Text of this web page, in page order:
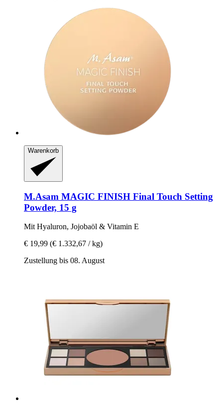
Warenkorb
M.Asam MAGIC FINISH Final Touch Setting
Powder, 15 g
Mit Hyaluron, Jojobaöl & Vitamin E
€ 19,99 (€ 1.332,67 / kg)
Zustellung bis 08. August